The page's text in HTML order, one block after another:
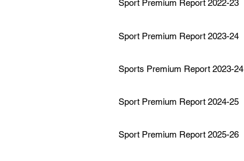
Sport Premium Report 2022-23
Sport Premium Report 2023-24
Sports Premium Report 2023-24
Sport Premium Report 2024-25
Sport Premium Report 2025-26